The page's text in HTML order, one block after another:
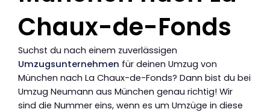
Chaux-de-Fonds
Suchst du nach einem zuverlässigen
Umzugsunternehmen für deinen Umzug von
München nach La Chaux-de-Fonds? Dann bist du bei
Umzug Neumann aus München genau richtig! Wir
sind die Nummer eins, wenn es um Umzüge in diese